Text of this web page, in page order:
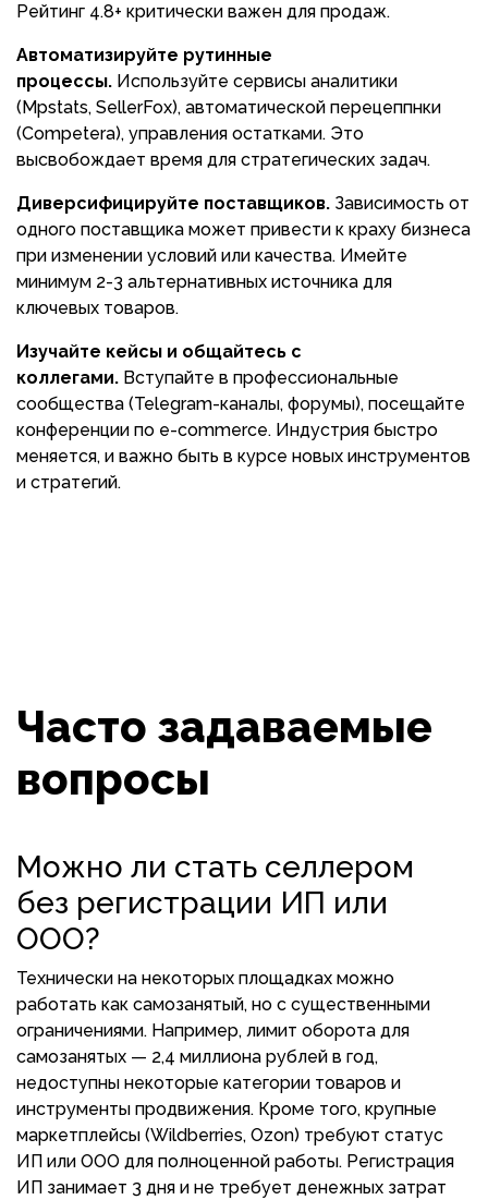
Рейтинг 4.8+ критически важен для продаж.
Автоматизируйте рутинные
процессы. Используйте сервисы аналитики
(Mpstats, SellerFox), автоматической перецеппнки
(Competera), управления остатками. Это
высвобождает время для стратегических задач.
Диверсифицируйте поставщиков. Зависимость от
одного поставщика может привести к краху бизнеса
при изменении условий или качества. Имейте
минимум 2-3 альтернативных источника для
ключевых товаров.
Изучайте кейсы и общайтесь с
коллегами. Вступайте в профессиональные
сообщества (Telegram-каналы, форумы), посещайте
конференции по e-commerce. Индустрия быстро
меняется, и важно быть в курсе новых инструментов
и стратегий.
Часто задаваемые
вопросы
Можно ли стать селлером
без регистрации ИП или
ООО?
Технически на некоторых площадках можно
работать как самозанятый, но с существенными
ограничениями. Например, лимит оборота для
самозанятых — 2,4 миллиона рублей в год,
недоступны некоторые категории товаров и
инструменты продвижения. Кроме того, крупные
маркетплейсы (Wildberries, Ozon) требуют статус
ИП или ООО для полноценной работы. Регистрация
ИП занимает 3 дня и не требует денежных затрат